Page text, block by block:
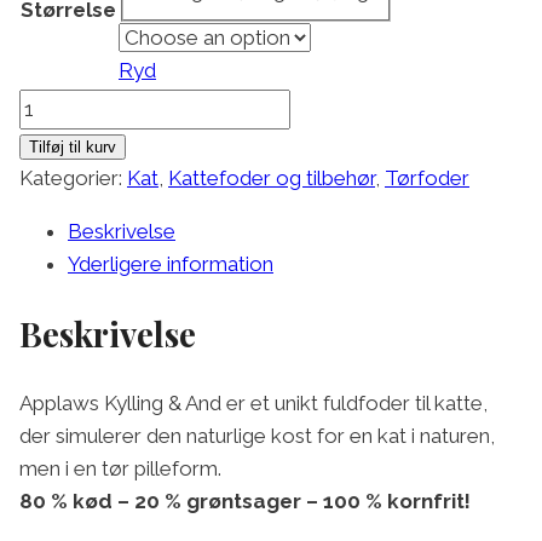
Størrelse
Ryd
Applaws
Tørfoder
Kylling
And
antal
Tilføj til kurv
Kategorier: Kat Kattefoder og tilbehør, Tørfoder
Beskrivelse
Yderligere information
Beskrivelse
Applaws Kylling & And er et unikt fuldfoder til katte,
der simulerer den naturlige kost for en kat i naturen,
men i en tør pilleform.
80 % kød – 20 % grøntsager – 100 % kornfrit!